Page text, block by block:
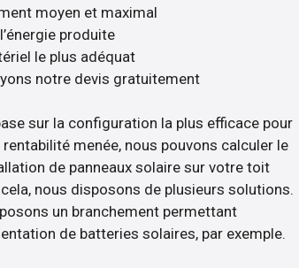
moyen et maximal
produite
le plus adéquat
notre devis gratuitement
sur la configuration la plus efficace pour
menée, nous pouvons calculer le
de panneaux solaire sur votre toit
nous disposons de plusieurs solutions.
un branchement permettant
de batteries solaires, par exemple.